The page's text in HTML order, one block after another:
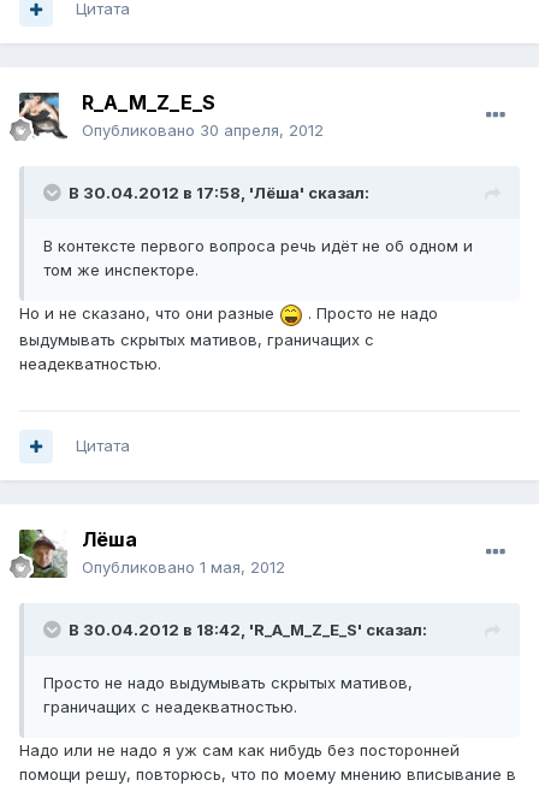
Цитата
R_A_M_Z_E_S
Опубликовано 30 апреля, 2012
В 30.04.2012 в 17:58, 'Лёша' сказал:
В контексте первого вопроса речь идёт не об одном и
том же инспекторе.
Но и не сказано, что они разные
. Просто не надо
выдумывать скрытых мативов, граничащих с
неадекватностью.
Цитата
Лёша
Опубликовано 1 мая, 2012
В 30.04.2012 в 18:42, 'R_A_M_Z_E_S' сказал:
Просто не надо выдумывать скрытых мативов,
граничащих с неадекватностью.
Надо или не надо я уж сам как нибудь без посторонней
помощи решу, повторюсь, что по моему мнению вписывание в